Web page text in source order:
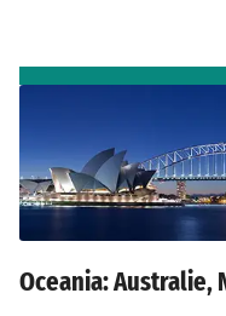
Oceania: Australie,